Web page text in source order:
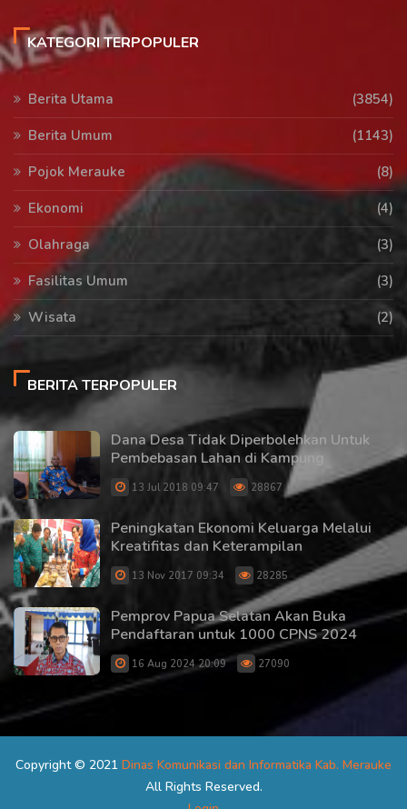
KATEGORI TERPOPULER
Berita Utama
(3854)
Berita Umum
(1143)
Pojok Merauke
(8)
Ekonomi
(4)
Olahraga
(3)
Fasilitas Umum
(3)
Wisata
(2)
BERITA TERPOPULER
Dana Desa Tidak Diperbolehkan Untuk
Pembebasan Lahan di Kampung
13 Jul 2018 09:47 28867
Peningkatan Ekonomi Keluarga Melalui
Kreatifitas dan Keterampilan
13 Nov 2017 09:34 28285
Pemprov Papua Selatan Akan Buka
Pendaftaran untuk 1000 CPNS 2024
16 Aug 2024 20:09 27090
Copyright © 2021 Dinas Komunikasi dan Informatika Kab. Merauke
All Rights Reserved.